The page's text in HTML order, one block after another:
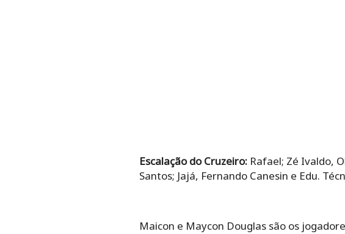
Escalação do Cruzeiro:Rafael; Zé Ivaldo,
Santos; Jajá, Fernando Canesin e Edu.
Maicon e Maycon Douglas são os